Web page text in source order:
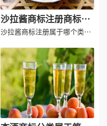
沙拉酱商标注册商标分
类属于第几类-食品调料
商标注册商标注册属于
哪一类？
沙拉酱商标注册属于哪个类